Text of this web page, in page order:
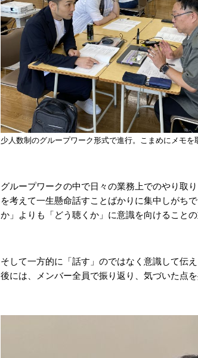
少人数制のグループワーク形式で進行。こまめにメモを
グループワークの中で日々の業務上でのやり取
を考えて一生懸命話すことばかりに集中しがち
か」よりも「どう聴くか」に意識を向けること
そして一方的に「話す」のではなく意識して伝
後には、メンバー全員で振り返り、気づいた点を